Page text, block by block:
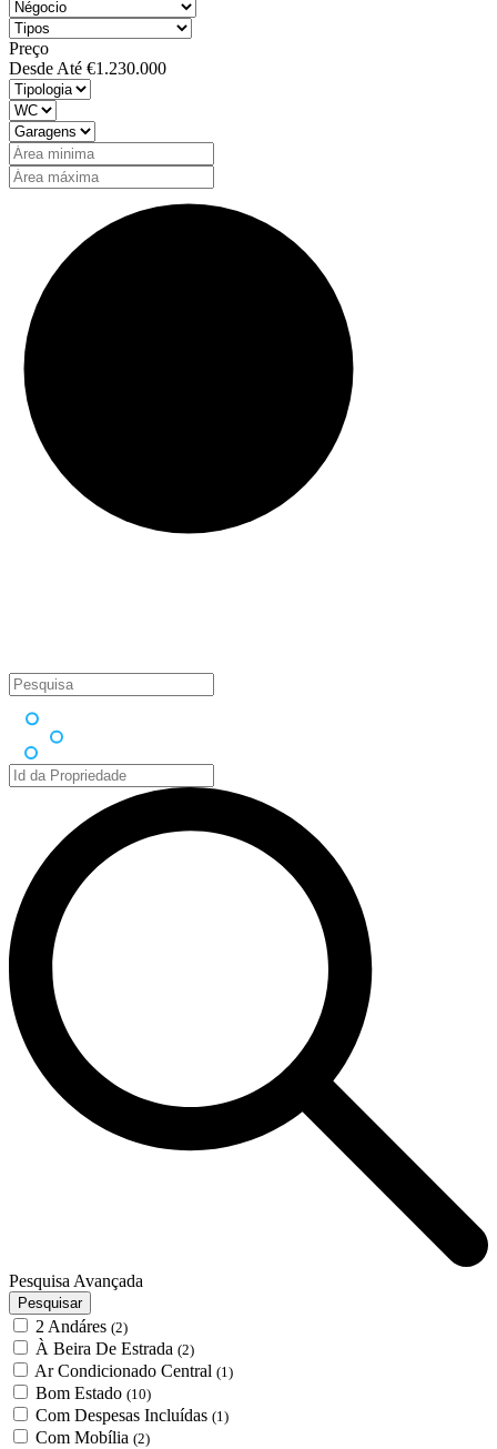
Preço
Desde Até €1.230.000
Pesquisa Avançada
Pesquisar
2 Andáres (2)
À Beira De Estrada (2)
Ar Condicionado Central (1)
Bom Estado (10)
Com Despesas Incluídas (1)
Com Mobília (2)